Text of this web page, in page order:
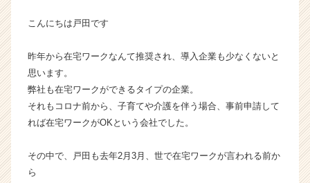
ン
ャ
ー・
成
業
こんにちは戸田です
昨年から在宅ワークなんて推奨され、導入企業も少なくないと
思います。
弊社も在宅ワークができるタイプの企業。
それもコロナ前から、子育てや介護を伴う場合、事前申請して
れば在宅ワークがOKという会社でした。
その中で、戸田も去年2月3月、世で在宅ワークが言われる前か
ら